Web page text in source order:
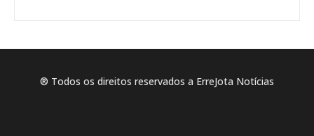
® Todos os direitos reservados a ErreJota Notícias